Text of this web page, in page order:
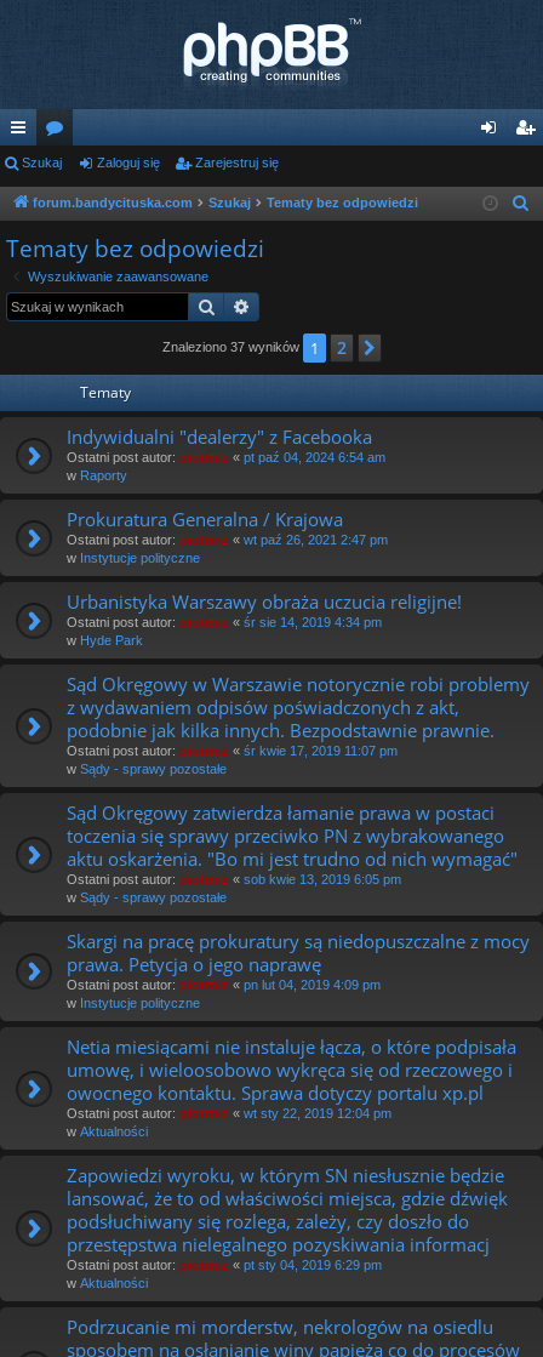
ię
ce
j
…
or
a og ej
Szukaj Zaloguj się Zarejestruj się
forum.bandycituska.com Szukaj Tematy bez odpowiedzi
Tematy bez odpowiedzi
Wyszukiwanie zaawansowane
Szukaj
Znaleziono 37 wyników 1 2
Tematy
Indywidualni "dealerzy" z Facebooka
Ostatni post autor: piotrniz « pt paź 04, 2024 6:54 am
w Raporty
Prokuratura Generalna / Krajowa
Ostatni post autor: piotrniz « wt paź 26, 2021 2:47 pm
w Instytucje polityczne
Urbanistyka Warszawy obraża uczucia religijne!
Ostatni post autor: piotrniz « śr sie 14, 2019 4:34 pm
w Hyde Park
Sąd Okręgowy w Warszawie notorycznie robi problemy
z wydawaniem odpisów poświadczonych z akt,
podobnie jak kilka innych. Bezpodstawnie prawnie.
Ostatni post autor: piotrniz « śr kwie 17, 2019 11:07 pm
w Sądy - sprawy pozostałe
Sąd Okręgowy zatwierdza łamanie prawa w postaci
toczenia się sprawy przeciwko PN z wybrakowanego
aktu oskarżenia. "Bo mi jest trudno od nich wymagać"
Ostatni post autor: piotrniz « sob kwie 13, 2019 6:05 pm
w Sądy - sprawy pozostałe
Skargi na pracę prokuratury są niedopuszczalne z mocy
prawa. Petycja o jego naprawę
Ostatni post autor: piotrniz « pn lut 04, 2019 4:09 pm
w Instytucje polityczne
Netia miesiącami nie instaluje łącza, o które podpisała
umowę, i wieloosobowo wykręca się od rzeczowego i
owocnego kontaktu. Sprawa dotyczy portalu xp.pl
Ostatni post autor: piotrniz « wt sty 22, 2019 12:04 pm
w Aktualności
Zapowiedzi wyroku, w którym SN niesłusznie będzie
lansować, że to od właściwości miejsca, gdzie dźwięk
podsłuchiwany się rozlega, zależy, czy doszło do
przestępstwa nielegalnego pozyskiwania informacj
Ostatni post autor: piotrniz « pt sty 04, 2019 6:29 pm
w Aktualności
Podrzucanie mi morderstw, nekrologów na osiedlu
sposobem na osłanianie winy papieża co do procesów